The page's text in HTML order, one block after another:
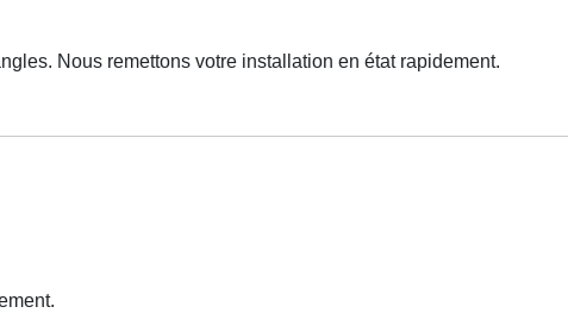
Nous remettons votre installation en état rapidement.